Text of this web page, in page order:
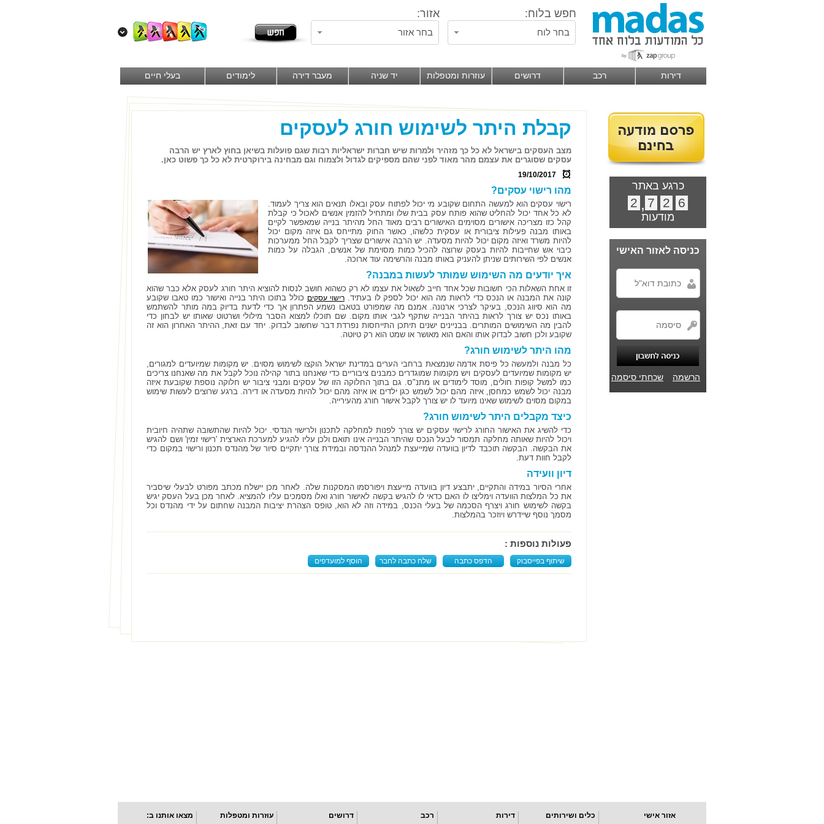
חפש בלוח: אזור:
בחר לוח בחר אזור
דירות רכב דרושים עוזרות ומטפלות יד שניה מעבר דירה לימודים בעלי חיים
כרגע באתר
6
2
7
,
2
מודעות
כניסה לאזור האישי
הרשמה שכחתי סיסמה
קבלת היתר לשימוש חורג לעסקים
מצב העסקים בישראל לא כל כך מזהיר ולמרות שיש חברות ישראליות רבות שגם פועלות בשיאן בחוץ לארץ יש הרבה
עסקים שסוגרים את עצמם מהר מאוד לפני שהם מספיקים לגדול ולצמוח וגם מבחינה בירוקרטית לא כל כך פשוט כאן.
19/10/2017
מהו רישוי עסקים?
רישוי עסקים הוא למעשה התחום שקובע מי יכול לפתוח עסק ובאלו תנאים הוא צריך לעמוד.
לא כל אחד יכול להחליט שהוא פותח עסק בבית שלו ומתחיל להזמין אנשים לאכול כי קבלת
קהל כזו מצריכה אישורים מסוימים האישורים רבים מאוד החל מהיתר בנייה שמאפשר לקיים
באותו מבנה פעילות ציבורית או עסקית כלשהו, כאשר החוק מתייחס גם איזה מקום יכול
להיות משרד ואיזה מקום יכול להיות מסעדה. יש הרבה אישורים שצריך לקבל החל ממערכות
כיבוי אש שחייבות להיות בעסק שרוצה להכיל כמות מסוימת של אנשים, הגבלה על כמות
אנשים לפי השירותים שניתן להעניק באותו מבנה והרשימה עוד ארוכה.
איך יודעים מה השימוש שמותר לעשות במבנה?
זו אחת השאלות הכי חשובות שכל אחד חייב לשאול את עצמו לא רק כשהוא חושב לנסות להוציא היתר חורג לעסק אלא כבר שהוא
קונה את המבנה או הנכס כדי לראות מה הוא יכול לספק לו בעתיד.רישוי עסקים כולל בתוכו היתר בנייה ואישור כמו טאבו שקובע
מה הוא סיווג הנכס, בעיקר לצרכי ארנונה. אמנם מה שמפורט בטאבו נשמע הפתרון אך כדי לדעת בדיוק במה מותר להשתמש
באותו נכס יש צורך לראות בהיתר הבנייה שתקף לגבי אותו מקום. שם תוכלו למצוא הסבר מילולי ושרטוט שאותו יש לבחון כדי
להבין מה השימושים המותרים. בבניינים ישנים תיתכן התייחסות נפרדת דבר שחשוב לבדוק. יחד עם זאת, ההיתר האחרון הוא זה
שקובע ולכן חשוב לבדוק אותו והאם הוא מאושר או שמט הוא רק טיוטה.
מהו היתר לשימוש חורג?
כל מבנה ולמעשה כל פיסת אדמה שנמצאת ברחבי הערים במדינת ישראל הוקצו לשימוש מסוים. יש מקומות שמיועדים למגורים,
יש מקומות שמיועדים לעסקים ויש מקומות שמוגדרים כמבנים ציבוריים כדי שאנחנו בתור קהילה נוכל לקבל את מה שאנחנו צריכים
כמו למשל קופות חולים, מוסד לימודים או מתנ"ס. גם בתוך החלוקה הזו של עסקים ומבני ציבור יש חלוקה נוספת שקובעת איזה
מבנה יכול לשמש כמחסן, איזה מהם יכול לשמש כגן ילדים או איזה מהם יכול להיות מסעדה או דירה. ברגע שרוצים לעשות שימוש
במקום מסוים לשימוש שאינו מיועד לו יש צורך לקבל אישור חורג מהעירייה.
כיצד מקבלים היתר לשימוש חורג?
כדי להשיג את האישור החורג לרישוי עסקים יש צורך לפנות למחלקה לתכנון ולרישוי הנדסי. יכול להיות שהתשובה שתהיה חיובית
ויכול להיות שאותה מחלקה תמסור לבעל הנכס שהיתר הבנייה אינו תואם ולכן עליו להגיע למערכת הארצית 'רישוי זמין' ושם להגיש
את הבקשה. הבקשה תוכבד לדיון בוועדה שמייעצת למנהל ההנדסה ובמידת צורך יתקיים סיור של מהנדס תכנון ורישוי במקום כדי
לקבל חוות דעת.
דיון וועידה
אחרי הסיור במידה והתקיים, יתבצע דיון בוועדה מייעצת ויפורסמו המסקנות שלה. לאחר מכן יישלח מכתב מפורט לבעלי שיסביר
את כל המלצות הוועדה וימליצו לו האם כדאי לו להגיש בקשה לאישור חורג ואלו מסמכים עליו להמציא. לאחר מכן בעל העסק יגיש
בקשה לשימוש חורג ויצרף הסכמה של בעלי הכנס, במידה וזה לא הוא, טופס הצהרת יציבות המבנה שחתום על ידי מהנדס וכל
מסמך נוסף שיידרש ויוזכר בהמלצות.
פעולות נוספות :
שיתוף בפייסבוק הדפס כתבה שלח כתבה לחבר הוסף למועדפים
אזור אישי כלים ושירותים דירות רכב דרושים עוזרות ומטפלות מצאו אותנו ב: